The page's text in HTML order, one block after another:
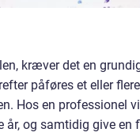
kræver det en
påføres et eller
Hos en professionel
og samtidig give en